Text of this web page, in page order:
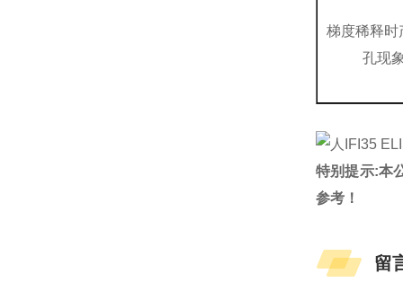
梯度稀释时
孔现
特别提示:本
参考！
留